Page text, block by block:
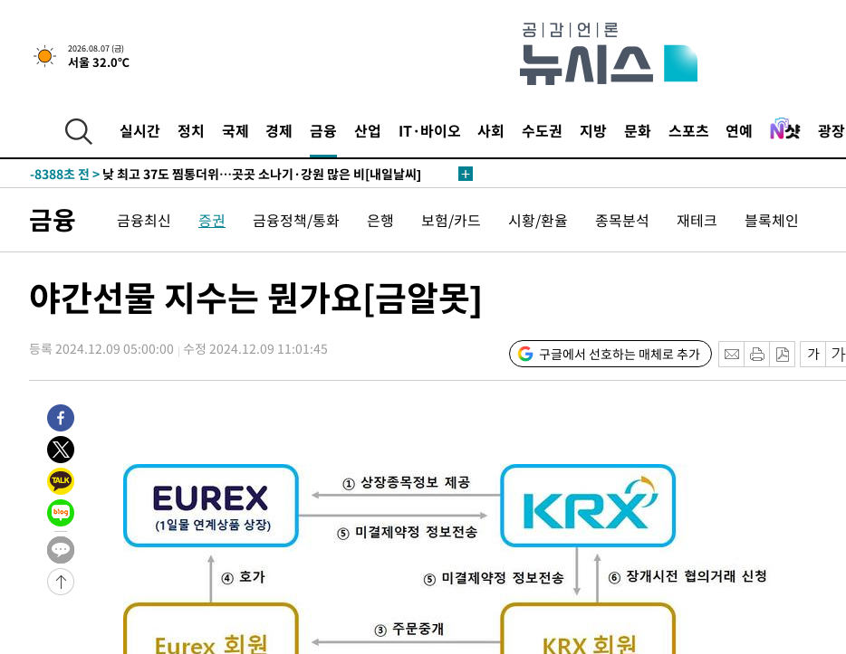
2026.08.07 (금)
서울 32.0℃
실시간 정치 국제 경제 금융 산업 IT·바이오 사회 수도권 지방 문화 스포츠 연예 광장
실천"
-18922초 전 >이란, "오만과 '중앙 단일 루트' 합의…북쪽 인바운드·남쪽 아웃바
-10417초 전 >
[단독]중수청 지원 검사들, 정원 초과 시 낮은 계급 임용…희망지 못
갈 수도
-8388초 전 >낮 최고 37도 찜통더위…곳곳 소나기·강원 많은 비[내일날씨]
-6694초 전 >SK하이닉스, 용인·청주 팹에 54조 투자…"AI 메모리 수요 선제 대
응"
-3550초 전 >
여자배구 이재영·이다영 자매, 아제르바이잔 투란VC 입단
-2803초 전 >
-2490초 전 > [속보]코스피, 6200선 약보합…0.60% 내린 6258.77에 마쳐
-2470초 전 >[속보]원·달러 환율, 7.7원 내린 1416.1원 마감
-2359초 전 > [속보] 노원서 40.1도 관측…서울, 2018년 이후 첫 40도
28분 전 >
44분 전 >
후임
-27407초 전 > 이강인, 폭염 속 AT마드리드 첫 훈련…80명 식사 대접까지(종합)
-24546초 전 >
미 사업체 일자리, 7월에 2.3만개 순감하고 그 전 2개월 10.3만개
하향수정 (2보)
-23994초 전 >
[속보] 미 사업체, 일자리 7월에 2.3만 개 줄어…실업률은 4.1%로
-19857초 전 >
[속보]이 대통령 "부동산 공급 기존 사고방식 매달리지 말고 과감히
실천"
-18942초 전 >
이란, "오만과 '중앙 단일 루트' 합의…북쪽 인바운드·남쪽 아웃바
운드는 임시"
-10510초 전 >
"낮 기온 소폭 하락"…수도권 폭염중대경보, 폭염경보로 하향
[속보]이 대통령, '호우피해' 안동·의성 관할 4개 면 특별재난지역
[단독]중수청 지원 검사들, 정원 초과 시 낮은 계급 임용…희망지 못
금융 금융최신 증권 금융정책/통화 은행 보험/카드 시황/환율 종목분석 재테크 블록체인
야간선물 지수는 뭔가요[금알못]
등록 2024.12.09 05:00:00 수정 2024.12.09 11:01:45 구글에서 선호하는 매체로 추가